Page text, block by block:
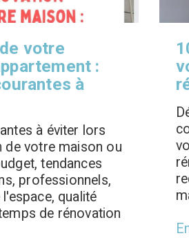
votre
:
à
à éviter lors
de votre maison ou
tendances
professionnels,
qualité
de rénovation